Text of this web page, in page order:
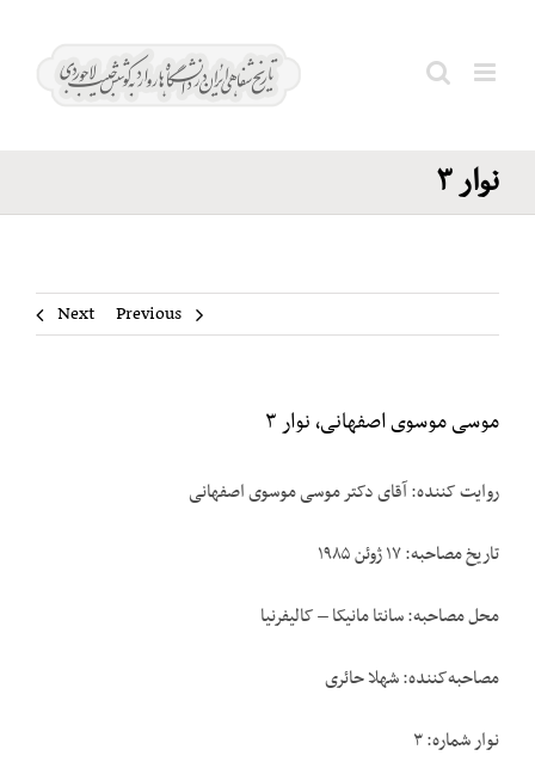
موسوی
نوار ۳
Previous
Next
موسی موسوی اصفهانی٬ نوار ۳
روایت کننده: آقای دکتر موسی موسوی اصفهانی
تاریخ مصاحبه‌: ۱۷ ژوئن ۱۹۸۵
محل مصاحبه‌: سانتا مانیکا – کالیفرنیا
مصاحبه‌‌کننده: شهلا حائری
نوار شماره‌: ۳